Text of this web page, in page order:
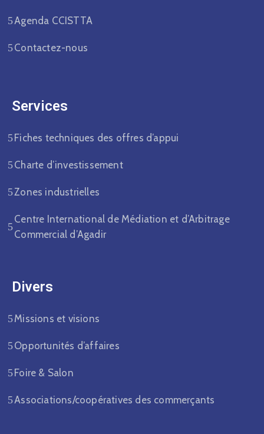
Agenda CCISTTA
Contactez-nous
Services
Fiches techniques des offres d’appui
Charte d’investissement
Zones industrielles
Centre International de Médiation et d’Arbitrage
Commercial d’Agadir
Divers​
Missions et visions
Opportunités d’affaires
Foire & Salon
Associations/coopératives des commerçants